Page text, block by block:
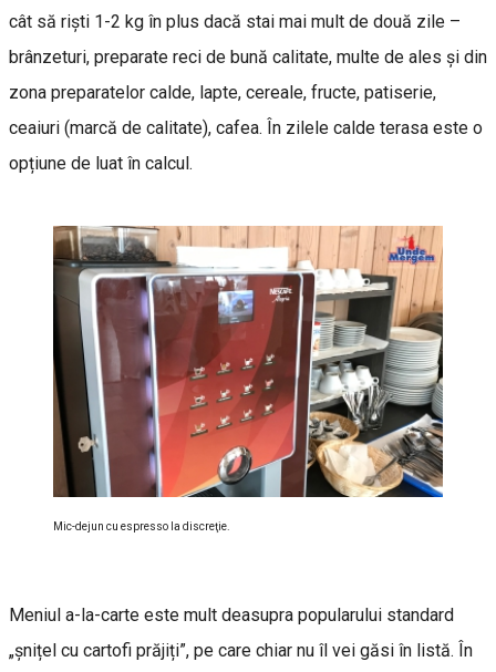
cât să riști 1-2 kg în plus dacă stai mai mult de două zile –
brânzeturi, preparate reci de bună calitate, multe de ales și din
zona preparatelor calde, lapte, cereale, fructe, patiserie,
ceaiuri (marcă de calitate), cafea. În zilele calde terasa este o
opțiune de luat în calcul.
Mic-dejun cu espresso la discreţie.
Meniul a-la-carte este mult deasupra popularului standard
„șnițel cu cartofi prăjiți”, pe care chiar nu îl vei găsi în listă. În